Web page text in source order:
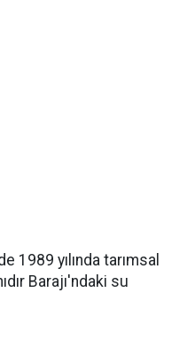
1989 yılında tarımsal
Barajı'ndaki su